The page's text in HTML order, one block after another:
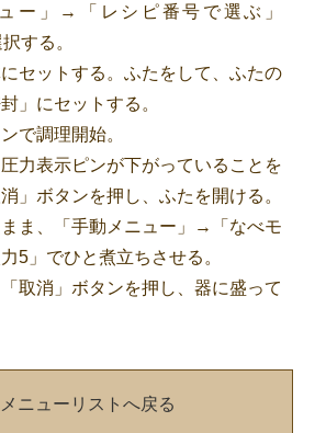
ー」→「レシピ番号で選ぶ」
する。
セットする。ふたをして、ふたの
」にセットする。
で調理開始。
力表示ピンが下がっていることを
」ボタンを押し、ふたを開ける。
ま、「手動メニュー」→「なべモ
5」でひと煮立ちさせる。
取消」ボタンを押し、器に盛って
メニューリストへ戻る